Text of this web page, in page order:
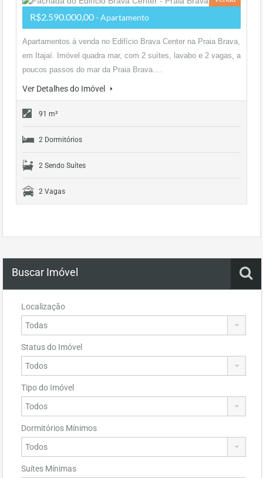
R$2.590.000,00- Apartamento
Apartamentos à venda no Edifício Brava Center na Praia Brava,
em Itajaí. Imóvel quadra mar, com 2 suítes, lavabo e 2 vagas, a
poucos passos do mar da Praia Brava.…
Ver Detalhes do Imóvel
91 m²
2 Dormitórios
2 Sendo Suítes
2 Vagas
Buscar Imóvel
Localização
Status do Imóvel
Tipo do Imóvel
Dormitórios Mínimos
Suítes Mínimas